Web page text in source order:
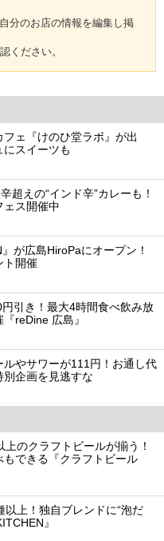
分のお店の情報を編集し掲
ください。
ェ『けのひ堂ラボ』が出
にスイーツも
超えの“インド辛”カレーも！
ェス開催中
が広島HiroPaにオープン！
ト開催
引き！最大4時間食べ飲み放
reDine 広島』
ルやサワーが111円！お通し代
企画を見逃すな
のクラフトビールが揃う！
できる『クラフトビール
上！独自ブレンドに“泡だ
』